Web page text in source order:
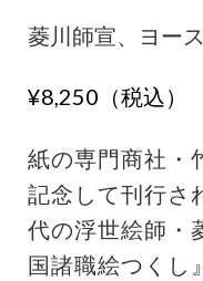
菱川師宣、ヨー
¥8,250（税込）
紙の専門商社・
記念して刊行さ
代の浮世絵師・
国諸職絵つくし